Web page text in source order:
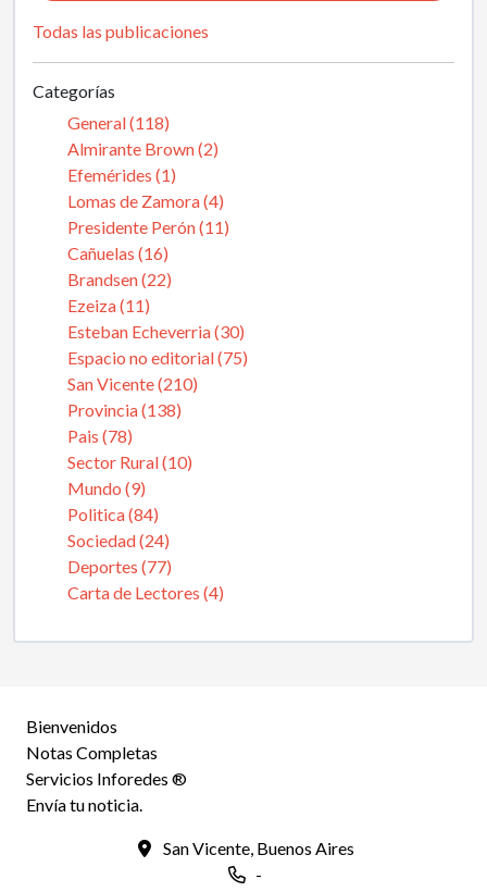
Todas las publicaciones
Categorías
General (118)
Almirante Brown (2)
Efemérides (1)
Lomas de Zamora (4)
Presidente Perón (11)
Cañuelas (16)
Brandsen (22)
Ezeiza (11)
Esteban Echeverria (30)
Espacio no editorial (75)
San Vicente (210)
Provincia (138)
Pais (78)
Sector Rural (10)
Mundo (9)
Politica (84)
Sociedad (24)
Deportes (77)
Carta de Lectores (4)
Bienvenidos
Notas Completas
Servicios Inforedes ®
Envía tu noticia.
San Vicente, Buenos Aires
-